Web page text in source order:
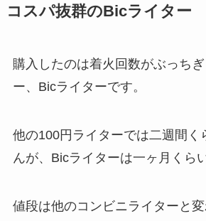
コスパ抜群のBicライター
購入したのは着火回数がぶっち
ー、Bicライターです。
他の100円ライターでは二週間く
んが、Bicライターは一ヶ月くら
値段は他のコンビニライターと変